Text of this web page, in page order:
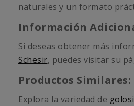
naturales y un formato
Información
Si deseas obtener más
Schesir, puedes visitar su
Productos Similares:
Explora la variedad de